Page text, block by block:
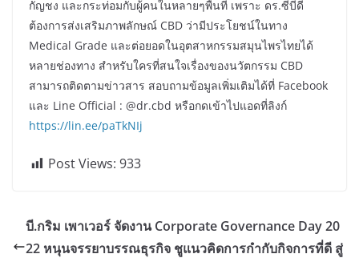
กัญชง และกระท่อมกับผู้คนในหลายๆพื้นที่ เพราะ ดร.ซีบีดี
ต้องการส่งเสริมภาพลักษณ์ CBD ว่ามีประโยชน์ในทาง
Medical Grade และต่อยอดในอุตสาหกรรมสมุนไพรไทยได้
หลายช่องทาง สำหรับใครที่สนใจเรื่องของนวัตกรรม CBD
สามารถติดตามข่าวสาร สอบถามข้อมูลเพิ่มเติมได้ที่ Facebook
และ Line Official : @dr.cbd หรือกดเข้าไปแอดที่ลิงก์
https://lin.ee/paTkNIj
Post Views: 933
บี.กริม เพาเวอร์ จัดงาน Corporate Governance Day 20
22 หนุนจรรยาบรรณธุรกิจ ชูแนวคิดการกำกับกิจการที่ดี สู่